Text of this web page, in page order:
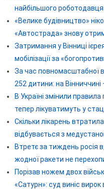
найбільшого роботодавця
«Велике будівництво»
«Автострада» знову
Затримання у Вінниці
мобілізації за
За час повномасштабної
252 дитини: на
В Україні змінили правила
тепер лікуватимуть у
Скільки лікарень
відбувається з
Втретє за тиждень росія
жодної ракети не
Порізав ножем двох
«Сатурн»: суд виніс вирок